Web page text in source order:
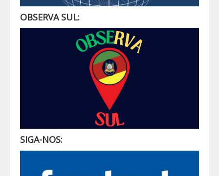
OBSERVA SUL:
SIGA-NOS: